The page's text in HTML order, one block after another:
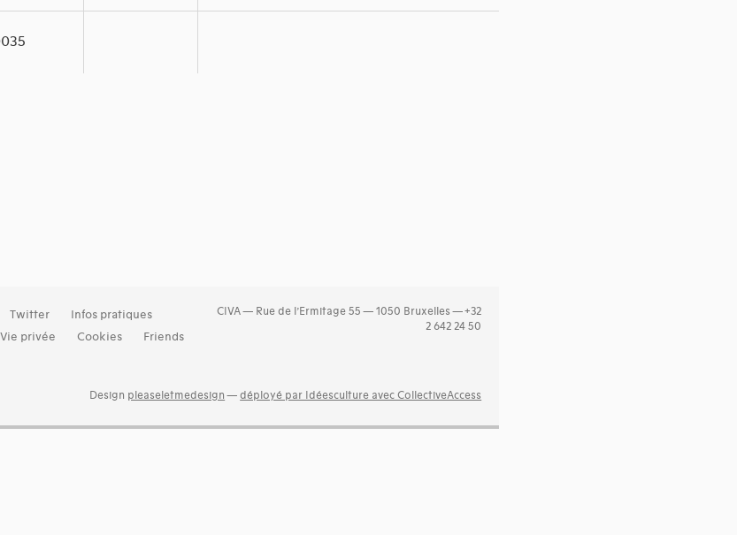
Twitter
Infos pratiques
Vie privée Cookies Friends
CIVA — Rue de l’Ermitage 55 — 1050 Bruxelles — +32
2 642 24 50
Design pleaseletmedesign —déployé par Idéesculture avec CollectiveAccess